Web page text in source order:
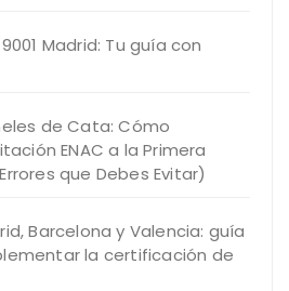
Madrid: Tu guía con
de Cata: Cómo
ENAC a la Primera
que Debes Evitar)
Barcelona y Valencia: guía
la certificación de